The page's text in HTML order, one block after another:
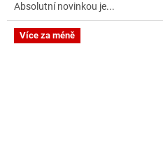
Absolutní novinkou je...
Více za méně